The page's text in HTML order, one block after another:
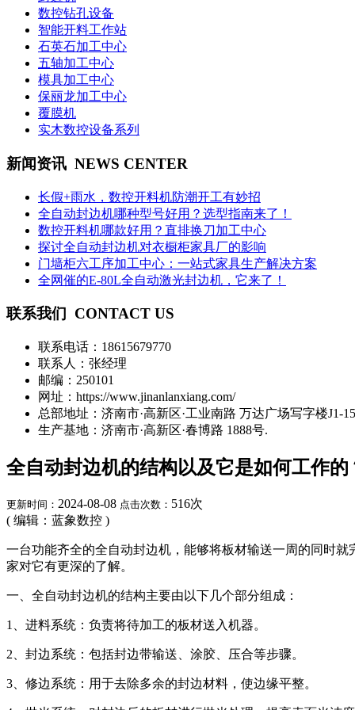
数控钻孔设备
智能开料工作站
石英石加工中心
五轴加工中心
模具加工中心
保丽龙加工中心
覆膜机
实木数控设备系列
新闻资讯 NEWS CENTER
长假+雨水，数控开料机防潮开工有妙招
全自动封边机哪种型号好用？选型指南来了！
数控开料机哪款好用？直排换刀加工中心
探讨全自动封边机对衣橱柜家具厂的影响
门墙柜六工序加工中心：一站式家具生产解决方案
全网催的E-80L全自动激光封边机，它来了！
联系我们 CONTACT US
联系电话： 18615679770
联系人：张经理
邮编：250101
网址：https://www.jinanlanxiang.com/
总部地址：济南市·高新区·工业南路 万达广场写字楼J1-
生产基地：济南市·高新区·春博路 1888号.
全自动封边机的结构以及它是如何工作的
更新时间： 2024-08-08 点击次数： 516次
( 编辑：蓝象数控 )
一台功能齐全的全自动封边机，能够将板材输送一周的同时
家对它有更深的了解。
一、全自动封边机的结构主要由以下几个部分组成：
1、进料系统：负责将待加工的板材送入机器。
2、封边系统：包括封边带输送、涂胶、压合等步骤。
3、修边系统：用于去除多余的封边材料，使边缘平整。